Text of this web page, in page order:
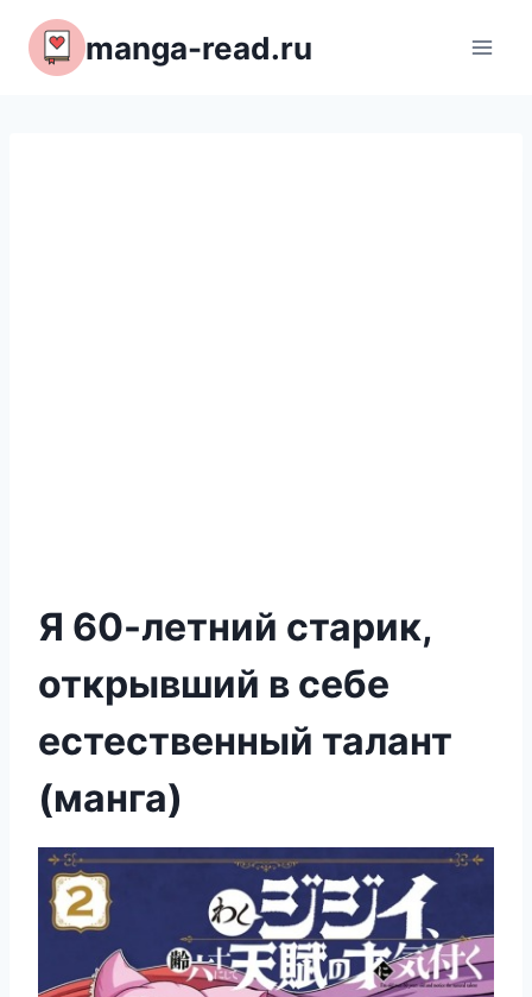
Перейти
содержимому
manga-read.ru
Я 60-летний старик,
открывший в себе
естественный талант
(манга)